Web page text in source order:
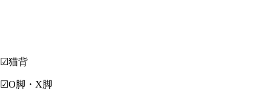
☑猫背
☑O脚・X脚